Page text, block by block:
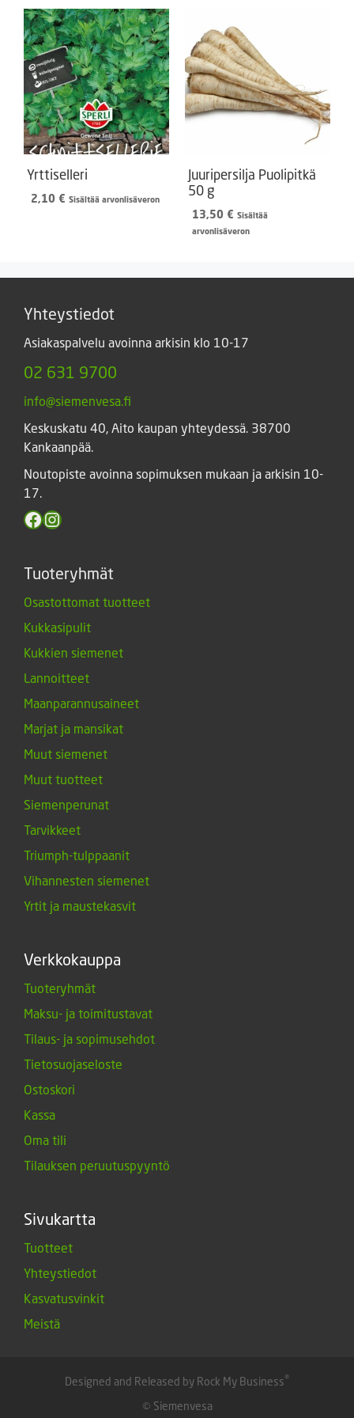
Yrttiselleri
2,10 € Sisältää arvonlisäveron
Juuripersilja Puolipitkä
50 g
13,50 € Sisältää
arvonlisäveron
Yhteystiedot
Asiakaspalvelu avoinna arkisin klo 10-17
02 631 9700
info@siemenvesa.fi
Keskuskatu 40, Aito kaupan yhteydessä. 38700
Kankaanpää.
Noutopiste avoinna sopimuksen mukaan ja arkisin 10-
17.
Facebook
Instagram
Tuoteryhmät
Osastottomat tuotteet
Kukkasipulit
Kukkien siemenet
Lannoitteet
Maanparannusaineet
Marjat ja mansikat
Muut siemenet
Muut tuotteet
Siemenperunat
Tarvikkeet
Triumph-tulppaanit
Vihannesten siemenet
Yrtit ja maustekasvit
Verkkokauppa
Tuoteryhmät
Maksu- ja toimitustavat
Tilaus- ja sopimusehdot
Tietosuojaseloste
Ostoskori
Kassa
Oma tili
Tilauksen peruutuspyyntö
Sivukartta
Tuotteet
Yhteystiedot
Kasvatusvinkit
Meistä
Designed and Released by Rock My Business®
© Siemenvesa